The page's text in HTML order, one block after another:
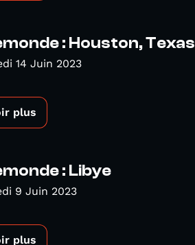
: Houston, Texas
14 Juin 2023
plus
: Libye
9 Juin 2023
plus